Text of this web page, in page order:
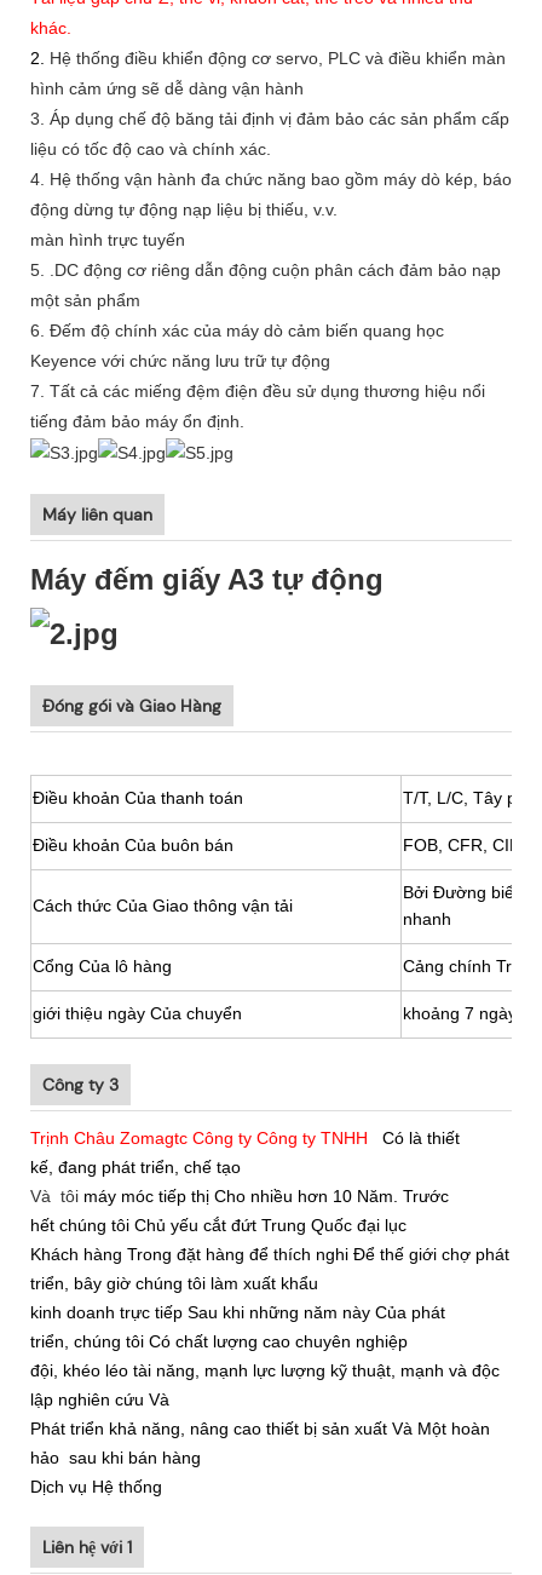
khác.
2. Hệ thống điều khiển động cơ servo, PLC và điều khiển màn
hình cảm ứng sẽ dễ dàng vận hành
3. Áp dụng chế độ băng tải định vị đảm bảo các sản phẩm cấp
liệu có tốc độ cao và chính xác.
4. Hệ thống vận hành đa chức năng bao gồm máy dò kép, báo
động dừng tự động nạp liệu bị thiếu, v.v.
màn hình trực tuyến
5. .DC động cơ riêng dẫn động cuộn phân cách đảm bảo nạp
một sản phẩm
6. Đếm độ chính xác của máy dò cảm biến quang học
Keyence với chức năng lưu trữ tự động
7. Tất cả các miếng đệm điện đều sử dụng thương hiệu nổi
tiếng đảm bảo máy ổn định.
Máy liên quan
Máy đếm giấy A3 tự động
Đóng gói và Giao Hàng
Điều khoản Của thanh toán T/T, L/C, Tây
Điều khoản Của buôn bán FOB, CFR, CIF
Cách thức Của Giao thông vận tải
Bởi Đường biển/
nhanh
Cổng Của lô hàng Cảng chính
giới thiệu ngày Của chuyển khoảng 7 ngày
Công ty 3
Trịnh Châu Zomagtc Công ty Công ty TNHH
Có là thiết
kế, đang phát triển, chế tạo
Và tôi máy móc tiếp thị Cho nhiều hơn 10 Năm. Trước
hết chúng tôi Chủ yếu cắt đứt Trung Quốc đại lục
Khách hàng Trong đặt hàng để thích nghi Để thế giới chợ phát
triển, bây giờ chúng tôi làm xuất khẩu
kinh doanh trực tiếp Sau khi những năm này Của phát
triển, chúng tôi Có chất lượng cao chuyên nghiệp
đội, khéo léo tài năng, mạnh lực lượng kỹ thuật, mạnh và độc
lập nghiên cứu Và
Phát triển khả năng, nâng cao thiết bị sản xuất Và Một hoàn
hảo sau khi bán hàng
Dịch vụ Hệ thống
Liên hệ với 1